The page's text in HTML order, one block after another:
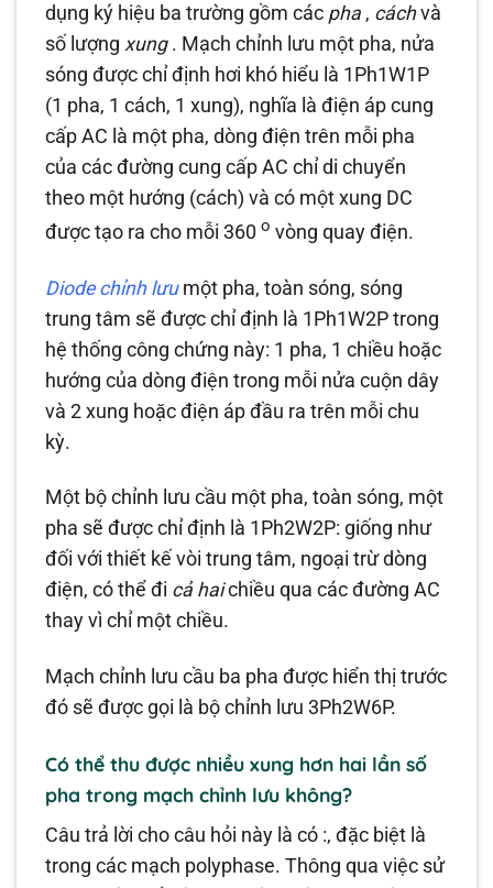
dụng ký hiệu ba trường gồm các pha , cáchvà
số lượng xung. Mạch chỉnh lưu một pha, nửa
sóng được chỉ định hơi khó hiểu là 1Ph1W1P
(1 pha, 1 cách, 1 xung), nghĩa là điện áp cung
cấp AC là một pha, dòng điện trên mỗi pha
của các đường cung cấp AC chỉ di chuyển
theo một hướng (cách) và có một xung DC
được tạo ra cho mỗi 360o vòng quay điện.
Diode chỉnh lưumột pha, toàn sóng, sóng
trung tâm sẽ được chỉ định là 1Ph1W2P trong
hệ thống công chứng này: 1 pha, 1 chiều hoặc
hướng của dòng điện trong mỗi nửa cuộn dây
và 2 xung hoặc điện áp đầu ra trên mỗi chu
kỳ.
Một bộ chỉnh lưu cầu một pha, toàn sóng, một
pha sẽ được chỉ định là 1Ph2W2P: giống như
đối với thiết kế vòi trung tâm, ngoại trừ dòng
điện, có thể đi cả haichiều qua các đường AC
thay vì chỉ một chiều.
Mạch chỉnh lưu cầu ba pha được hiển thị trước
đó sẽ được gọi là bộ chỉnh lưu 3Ph2W6P.
Có thể thu được nhiều xung hơn hai lần số
pha trong mạch chỉnh lưu không?
Câu trả lời cho câu hỏi này là có :, đặc biệt là
trong các mạch polyphase. Thông qua việc sử